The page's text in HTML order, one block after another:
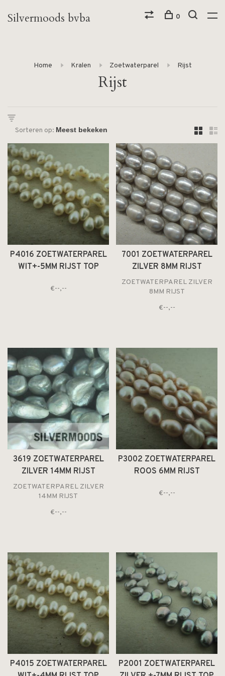
Silvermoods bvba 0
Home Kralen Zoetwaterparel Rijst
Rijst
Sorteren op:
P4016 ZOETWATERPAREL
WIT+-5MM RIJST TOP
€--,--
7001 ZOETWATERPAREL
ZILVER 8MM RIJST
ZOETWATERPAREL ZILVER
8MM RIJST
€--,--
3619 ZOETWATERPAREL
ZILVER 14MM RIJST
ZOETWATERPAREL ZILVER
14MM RIJST
€--,--
P3002 ZOETWATERPAREL
ROOS 6MM RIJST
€--,--
P4015 ZOETWATERPAREL
P2001 ZOETWATERPAREL